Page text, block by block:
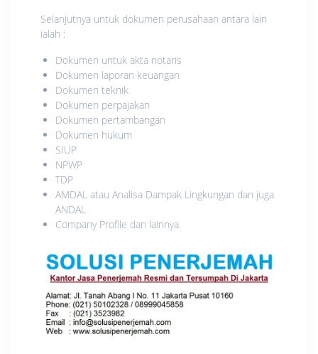
Selanjutnya untuk dokumen perusahaan antara lain
ialah :
Dokumen untuk akta notaris
Dokumen laporan keuangan
Dokumen teknik
Dokumen perpajakan
Dokumen pertambangan
Dokumen hukum
SIUP
NPWP
TDP
AMDAL atau Analisa Dampak Lingkungan dan juga
ANDAL
Company Profile dan lainnya.